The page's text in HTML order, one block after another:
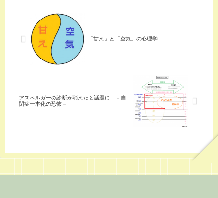
「甘え」と「空気」の心理学
アスペルガーの診断が消えたと話題に －自
閉症一本化の恐怖－